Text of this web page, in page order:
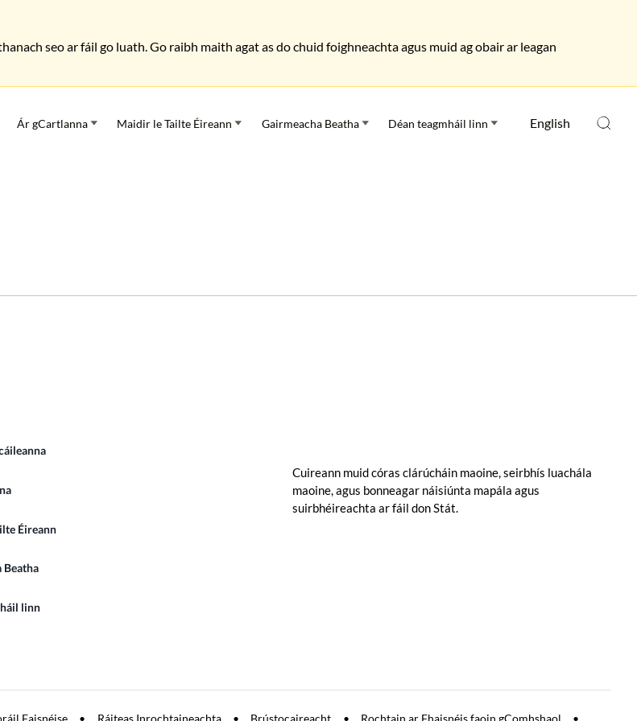
Ár gCartlanna Maidir le Tailte Éireann Gairmeacha Beatha Déan teagmháil linn English
Éireann
Beatha
linn
Cuireann muid córas clárúcháin maoine, seirbhís luachála
maoine, agus bonneagar náisiúnta mapála agus
suirbhéireachta ar fáil don Stát.
seo ar fáil go luath. Go raibh maith agat as do chuid foighneachta agus muid ag obair ar leagan